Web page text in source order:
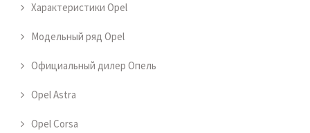
Характеристики Opel
Модельный ряд Opel
Официальный дилер Опель
Opel Astra
Opel Corsa